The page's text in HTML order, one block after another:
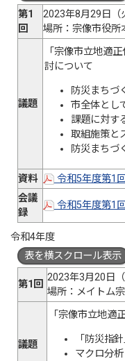
第1
回
2023年8月29日（
場所：宗像市役所
議題
「宗像市立地適
討について
防災まちづ
市全体とし
課題に対す
取組施策と
防災まちづ
資料
令和5年度第1
会議
録
令和5年度第1
令和4年度
表を横スクロール表示
第1回
2023年3月20日
場所：メイトム
議題
「宗像市立地適
「防災指
マクロ分析